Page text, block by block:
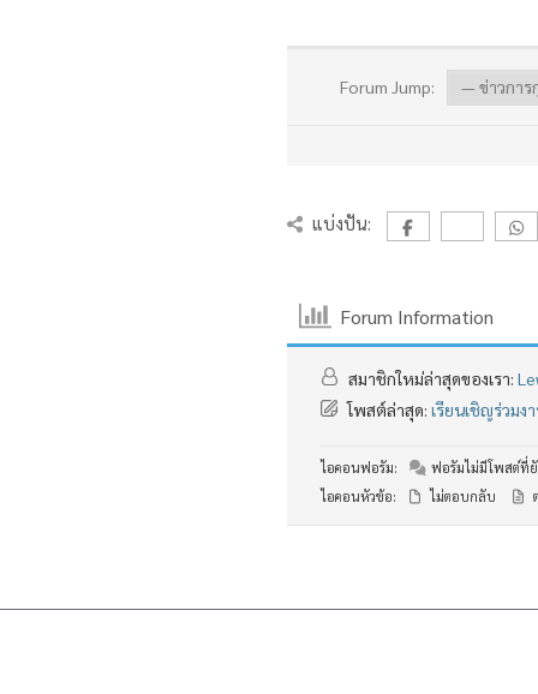
Forum Jump:
แบ่งปัน:
Forum Information
สมาชิกใหม่ล่าสุดของเรา:
โพสต์ล่าสุด: เรียนเชิญร่วม
ไอคอนฟอรัม:
ฟอรัมไม่มีโพสต์ที่ยั
ไอคอนหัวข้อ:
ไม่ตอบกลับ